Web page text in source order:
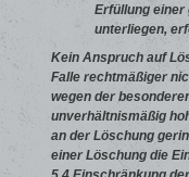
Erfüllung einer
unterliegen,
Kein Anspruch auf
Falle rechtmäßiger
wegen der
unverhältnismäßig
an der Löschung
einer Löschung die